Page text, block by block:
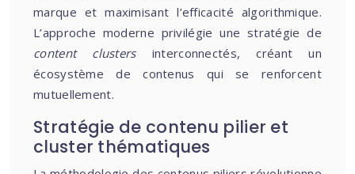
marque et maximisant l’efficacité algorithmique.
L’approche moderne privilégie une stratégie de
content clusters interconnectés, créant un
écosystème de contenus qui se renforcent
mutuellement.
Stratégie de contenu pilier et
cluster thématiques